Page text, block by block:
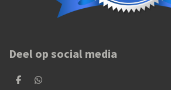
Deel op social media
D
D